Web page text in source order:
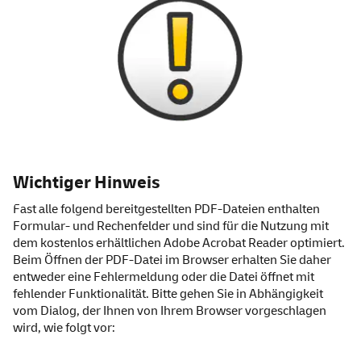
Wichtiger Hinweis
Fast alle folgend bereitgestellten PDF-Dateien enthalten
Formular- und Rechenfelder und sind für die Nutzung mit
dem kostenlos erhältlichen Adobe Acrobat Readeroptimiert.
Beim Öffnen der PDF-Datei im Browser erhalten Sie daher
entweder eine Fehlermeldung oder die Datei öffnet mit
fehlender Funktionalität. Bitte gehen Sie in Abhängigkeit
vom Dialog, der Ihnen von Ihrem Browser vorgeschlagen
wird, wie folgt vor: